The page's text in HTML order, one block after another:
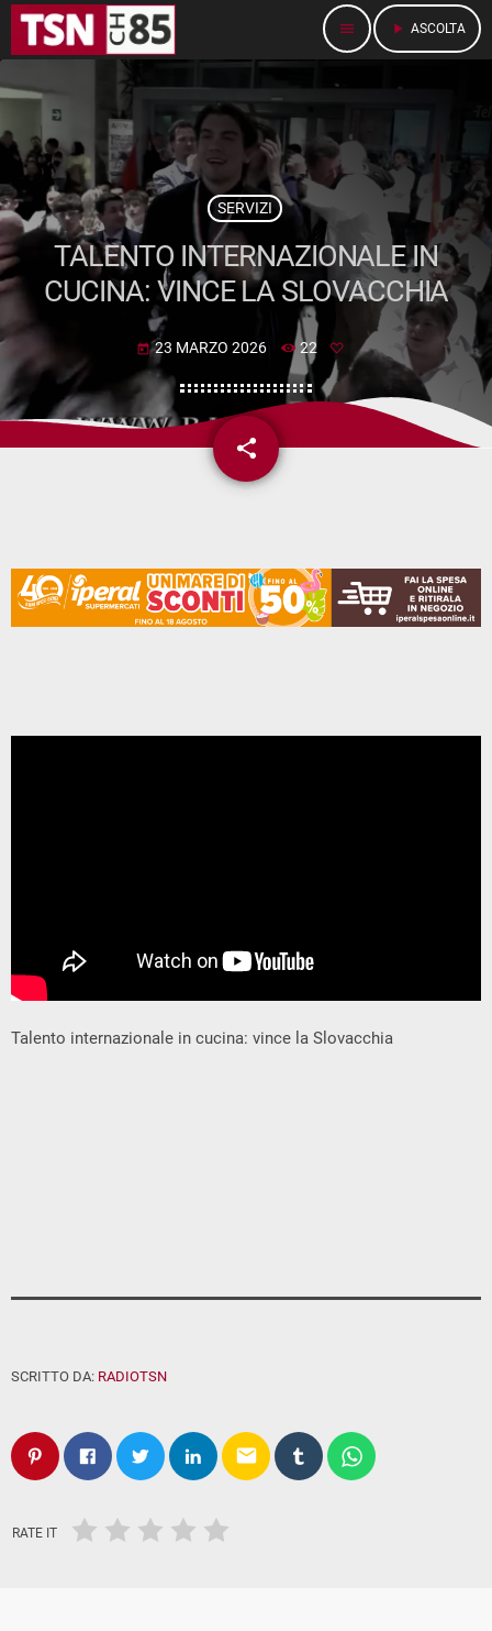
menu play_arrow ASCOLTA
SERVIZI
TALENTO INTERNAZIONALE IN
CUCINA: VINCE LA SLOVACCHIA
today 23 MARZO 2026 22
share
email
Talento internazionale in cucina: vince la Slovacchia
SCRITTO DA: RADIOTSN
email
RATE IT